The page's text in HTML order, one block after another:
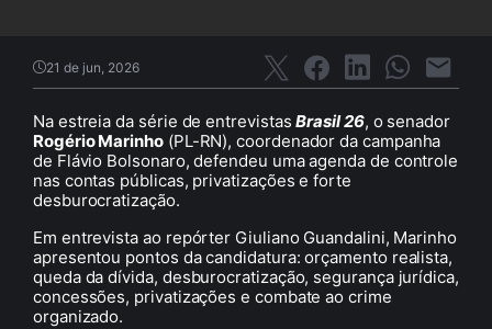
21 de jun, 2026
Na estreia da série de entrevistasBrasil 26, o senador
Rogério Marinho(PL-RN), coordenador da campanha
de Flávio Bolsonaro, defendeu uma agenda de controle
nas contas públicas, privatizações e forte
desburocratização.
Em entrevista ao repórter Giuliano Guandalini, Marinho
apresentou pontos da candidatura: orçamento realista,
queda da dívida, desburocratização, segurança jurídica,
concessões, privatizações e combate ao crime
organizado.